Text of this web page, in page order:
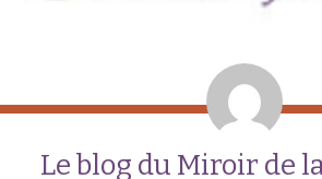
Le blog du Miroir de